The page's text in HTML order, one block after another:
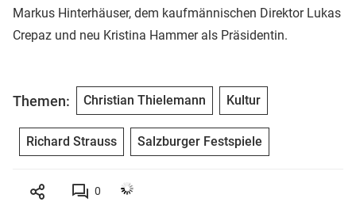
Markus Hinterhäuser, dem kaufmännischen Direktor Lukas
Crepaz und neu Kristina Hammer als Präsidentin.
Themen: Christian Thielemann Kultur
Richard Strauss Salzburger Festspiele
0